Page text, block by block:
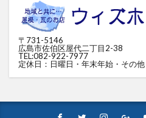
〒731-5146
広島市佐伯区屋代二丁目2-38
TEL:082-922-7977
定休日：日曜日・年末年始・その他